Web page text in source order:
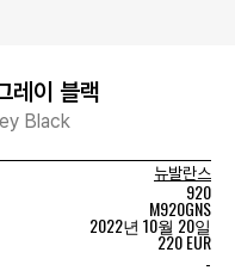
레이 블랙
Black
뉴발란스
920
M920GNS
2022년 10월 20일
220 EUR
-